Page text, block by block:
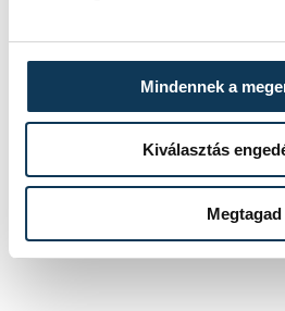
Mindennek a
Kiválasztás
Megtagad
SZERZŐ